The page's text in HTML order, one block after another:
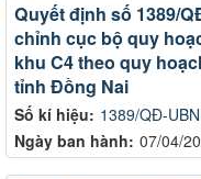
Số kí hiệu: 1389/QĐ-
Ngày ban hành: 07/04/
Quyết định số 1389/
chỉnh cục bộ quy
khu C4 theo quy
tỉnh Đồng Nai